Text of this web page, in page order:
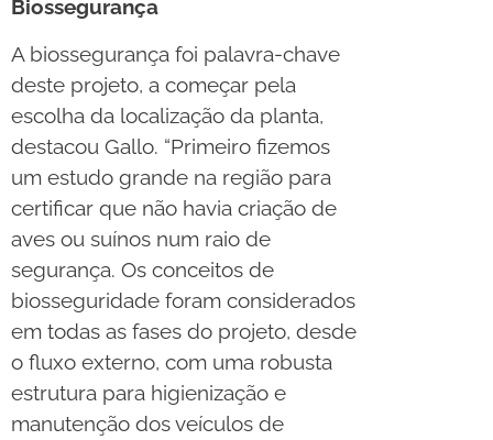
Biossegurança
A biossegurança foi palavra-chave
deste projeto, a começar pela
escolha da localização da planta,
destacou Gallo. “Primeiro fizemos
um estudo grande na região para
certificar que não havia criação de
aves ou suínos num raio de
segurança. Os conceitos de
biosseguridade foram considerados
em todas as fases do projeto, desde
o fluxo externo, com uma robusta
estrutura para higienização e
manutenção dos veículos de